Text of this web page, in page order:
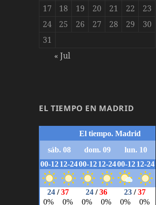
17
18 19 20 21 22
23
24
25 26 27 28 29
30
31
« Jul
EL TIEMPO EN MADRID